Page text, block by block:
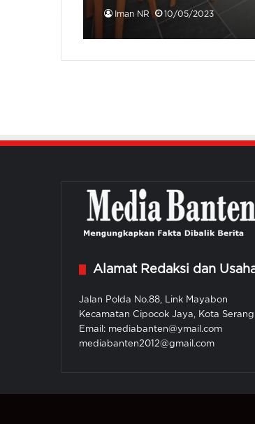
Iman NR 10/05/2023
Alamat Redaksi dan
Jalan Polda No.88, Link Mayabon
Kecamatan Cipocok Jaya, Kota Serang
Email: mediabanten@ymail.com
mediabanten2012@gmail.com